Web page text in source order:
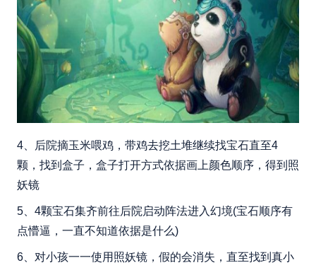
4、后院摘玉米喂鸡，带鸡去挖土堆继续找宝石直至4
颗，找到盒子，盒子打开方式依据画上颜色顺序，得到照
妖镜
5、4颗宝石集齐前往后院启动阵法进入幻境(宝石顺序有
点懵逼，一直不知道依据是什么)
6、对小孩一一使用照妖镜，假的会消失，直至找到真小